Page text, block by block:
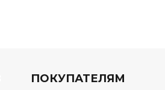
ПОКУПАТЕЛЯМ